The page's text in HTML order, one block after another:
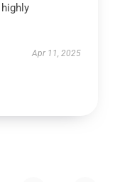
Apr 11, 2025